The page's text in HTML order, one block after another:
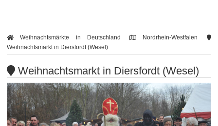
Weihnachtsmärkte in Deutschland
Nordrhein-Westfalen
Weihnachtsmarkt in Diersfordt (Wesel)
Weihnachtsmarkt in Diersfordt (Wesel)